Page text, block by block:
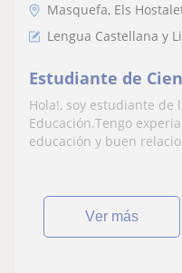
Masquefa, Els
Lengua Castellana y
Estudiante de
Hola!, soy estudiante de
Educación.Tengo
educación y buen
ver más